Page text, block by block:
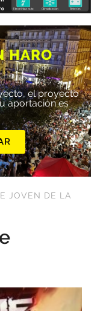
HARO
el proyecto
aportación es
JOVEN DE LA